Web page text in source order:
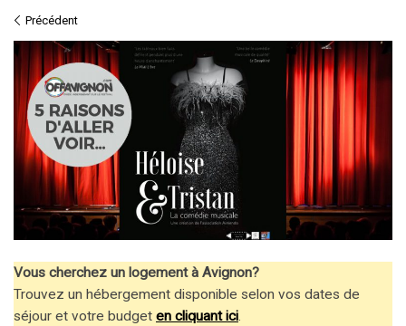
Navigation des images
Précédent
Vous cherchez un logement à Avignon?
Trouvez un hébergement disponible selon vos dates de
séjour et votre budget en cliquant ici.